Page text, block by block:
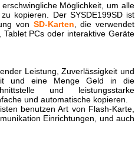
Möglichkeit, um alle
kopieren. Der SYSDE199SD ist
von SD-Karten , die verwendet
PCs oder interaktive Geräte
Leistung, Zuverlässigkeit und
und eine Menge Geld in die
und leistungsstarke
und automatische kopieren.
benutzen Art von Flash-Karte,
Einrichtungen, und auch